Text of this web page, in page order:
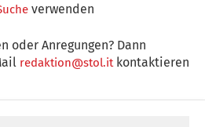
verwenden
oder Anregungen? Dann
redaktion@stol.itkontaktieren